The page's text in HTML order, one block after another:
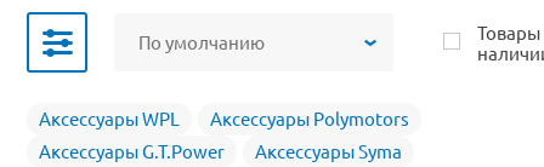
По умолчанию
Товары
Аксессуары WPL
Аксессуары Polymotors
Аксессуары G.T.Power
Аксессуары Syma